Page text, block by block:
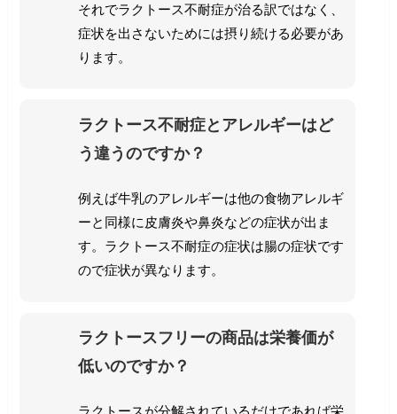
それでラクトース不耐症が治る訳ではなく、
症状を出さないためには摂り続ける必要があ
ります。
ラクトース不耐症とアレルギーはど
う違うのですか？
例えば牛乳のアレルギーは他の食物アレルギ
ーと同様に皮膚炎や鼻炎などの症状が出ま
す。ラクトース不耐症の症状は腸の症状です
ので症状が異なります。
ラクトースフリーの商品は栄養価が
低いのですか？
ラクトースが分解されているだけであれば栄